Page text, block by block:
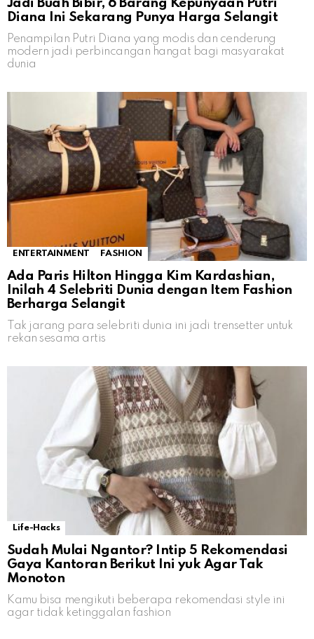
Jadi Buah Bibir, 6 Barang Kepunyaan Putri
Diana Ini Sekarang Punya Harga Selangit
Penampilan Putri Diana yang modis dan cenderung
modern jadi perbincangan hangat bagi masyarakat
dunia
ENTERTAINMENT FASHION
Ada Paris Hilton Hingga Kim Kardashian,
Inilah 4 Selebriti Dunia dengan Item Fashion
Berharga Selangit
Tak jarang para selebriti dunia ini jadi trensetter untuk
rekan sesama artis
Life-Hacks
Sudah Mulai Ngantor? Intip 5 Rekomendasi
Gaya Kantoran Berikut Ini yuk Agar Tak
Monoton
Kamu bisa mengikuti beberapa rekomendasi style ini
agar tidak ketinggalan fashion